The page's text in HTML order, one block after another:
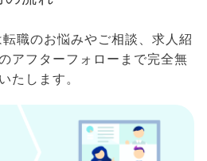
職のお悩みやご相談、求人紹
アフターフォローまで完全無
たします。